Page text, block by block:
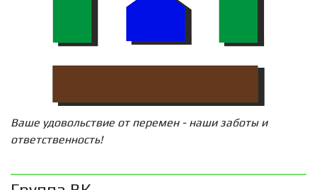
Ваше удовольствие от перемен - наши заботы и
ответственность!